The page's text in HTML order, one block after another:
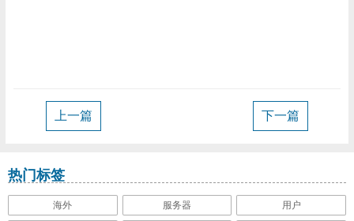
息
支
载
上一篇 下一篇
热门标签
海外 服务器 用户